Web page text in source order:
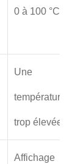
0 à 100 °C
Une
température
trop élevée.
Affichage